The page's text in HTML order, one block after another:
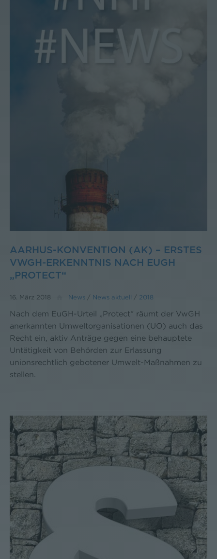
AARHUS-KONVENTION (AK) – ERSTES
VWGH-ERKENNTNIS NACH EUGH
„PROTECT“
16. März 2018 News / News aktuell / 2018
Nach dem EuGH-Urteil „Protect“ räumt der VwGH
anerkannten Umweltorganisationen (UO) auch das
Recht ein, aktiv Anträge gegen eine behauptete
Untätigkeit von Behörden zur Erlassung
unionsrechtlich gebotener Umwelt-Maßnahmen zu
stellen.